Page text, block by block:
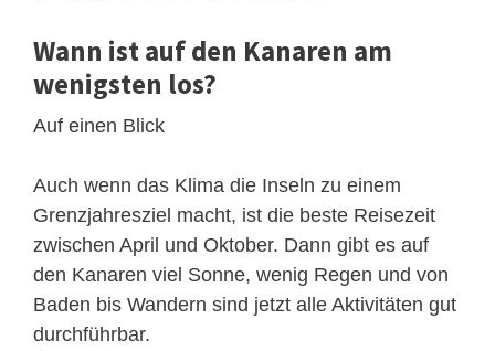
Wann ist auf den Kanaren am
wenigsten los?
Auf einen Blick
Auch wenn das Klima die Inseln zu einem
Grenzjahresziel macht, ist die beste Reisezeit
zwischen April und Oktober. Dann gibt es auf
den Kanaren viel Sonne, wenig Regen und von
Baden bis Wandern sind jetzt alle Aktivitäten gut
durchführbar.